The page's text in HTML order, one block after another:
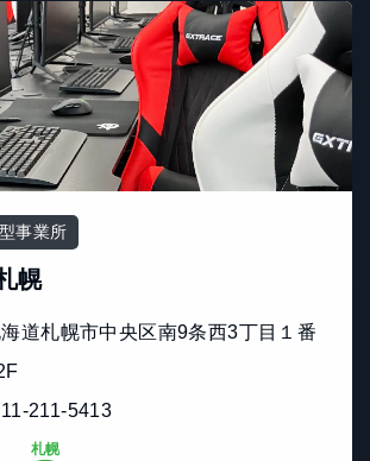
事業所
幌
道札幌市中央区南9条西3丁目１番
211-5413
札幌